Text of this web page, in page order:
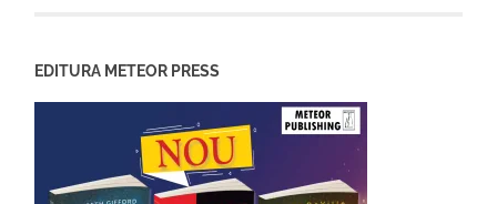
EDITURA METEOR PRESS